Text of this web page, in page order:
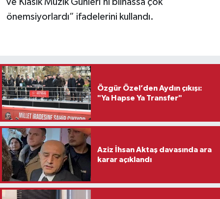
ve Klasik Müzik Günleri’ni bilhassa çok
önemsiyorlardı” ifadelerini kullandı.
Özgür Özel’den Aydın çıkışı:
"Ya Hapse Ya Transfer"
Aziz İhsan Aktaş davasında ara
karar açıklandı